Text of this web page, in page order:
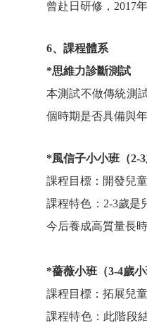
曾赴日研修， 2017
6、課程體系
*思維力診斷測試
本測試不做傳統測
個時期是否具備與
*風信子小小班（2-
課程目標：開發兒
課程特色： 2-3歲是
今后養成高質量長
*薔薇小班（3-4歲
課程目標：拓展兒
課程特色：此階段